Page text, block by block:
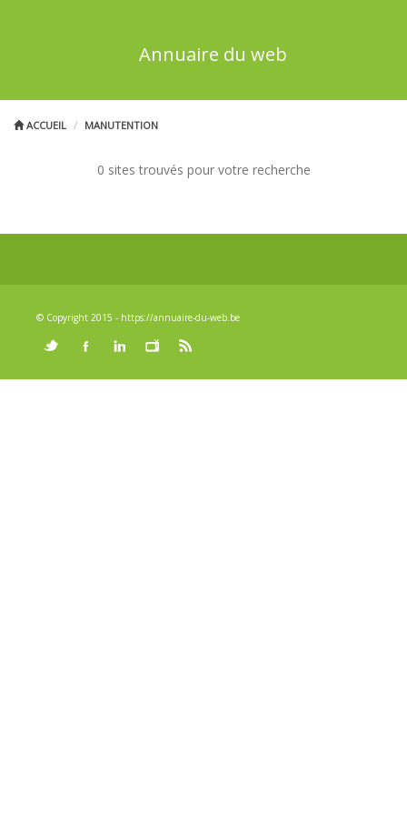
Annuaire du web
ACCUEIL MANUTENTION
0 sites trouvés pour votre recherche
© Copyright 2015 - https://annuaire-du-web.be